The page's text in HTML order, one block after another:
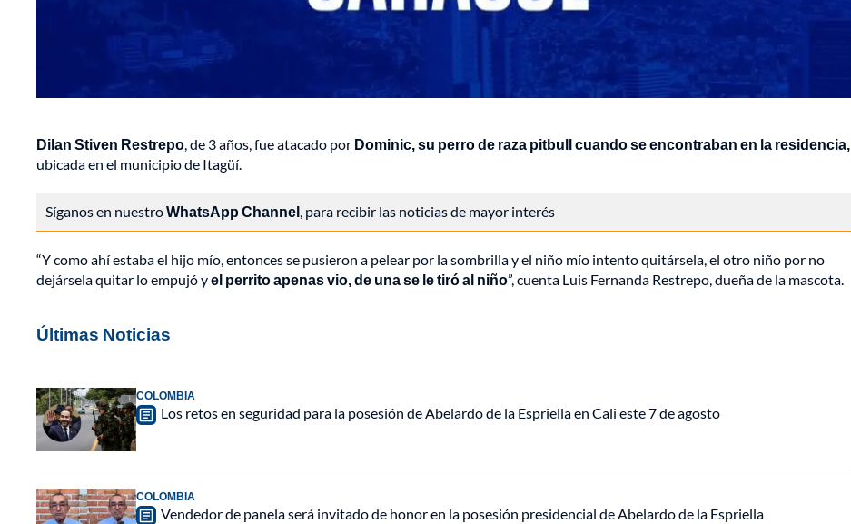
Dilan Stiven Restrepo, de 3 años, fue atacado por Dominic, su perro de raza pitbull cuando se encontraban en la residencia,
ubicada en el municipio de Itagüí.
Síganos en nuestroWhatsApp Channel, para recibir las noticias de mayor interés
“Y como ahí estaba el hijo mío, entonces se pusieron a pelear por la sombrilla y el niño mío intento quitársela, el otro niño por no
dejársela quitar lo empujó yel perrito apenas vio, de una se le tiró al niño”, cuenta Luis Fernanda Restrepo, dueña de la mascota.
Últimas Noticias
COLOMBIA
Los retos en seguridad para la posesión de Abelardo de la Espriella en Cali este 7 de agosto
COLOMBIA
Vendedor de panela será invitado de honor en la posesión presidencial de Abelardo de la Espriella